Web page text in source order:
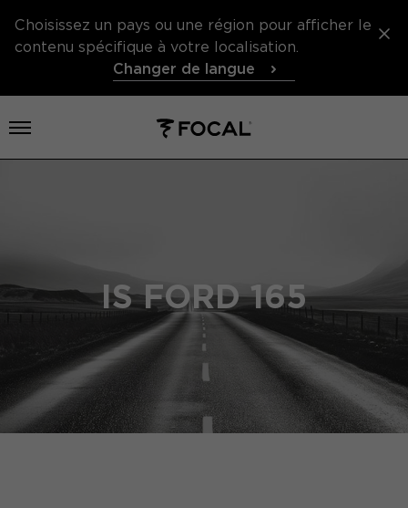
Choisissez un pays ou une région pour afficher le
contenu spécifique à votre localisation.
Changer de langue
Ouvrir le menu
IS FORD 165